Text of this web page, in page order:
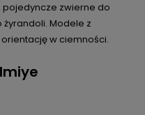
zwierne do
Modele z
w ciemności.